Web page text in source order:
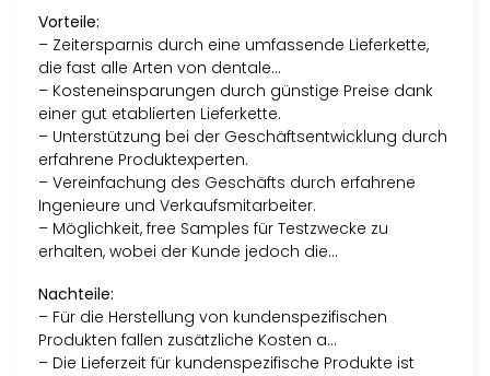
Vorteile:
– Zeitersparnis durch eine umfassende Lieferkette,
die fast alle Arten von dentale…
– Kosteneinsparungen durch günstige Preise dank
einer gut etablierten Lieferkette.
– Unterstützung bei der Geschäftsentwicklung durch
erfahrene Produktexperten.
– Vereinfachung des Geschäfts durch erfahrene
Ingenieure und Verkaufsmitarbeiter.
– Möglichkeit, free Samples für Testzwecke zu
erhalten, wobei der Kunde jedoch die…
Nachteile:
– Für die Herstellung von kundenspezifischen
Produkten fallen zusätzliche Kosten a…
– Die Lieferzeit für kundenspezifische Produkte ist